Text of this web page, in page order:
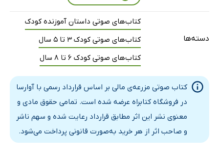
دسته‌ها
کتاب‌های صوتی داستان آموزنده کودک
کتاب‌های صوتی کودک 3 تا 5 سال
کتاب‌های صوتی کودک 6 تا 8 سال
کتاب صوتی مزرعه‌ی مالی بر اساس قرارداد رسمی با آوارسا
در فروشگاه کتابراه عرضه شده است. تمامی حقوق مادی و
معنوی نشر این اثر مطابق قرارداد رعایت شده و سهم ناشر
و صاحب اثر از هر خرید به‌صورت قانونی پرداخت می‌شود.